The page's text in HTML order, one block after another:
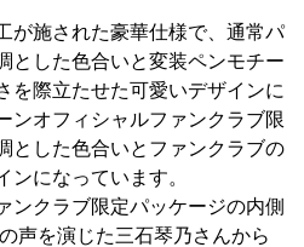
が施された豪華仕様で、通常パ
とした色合いと変装ペンモチー
を際立たせた可愛いデザインに
ンオフィシャルファンクラブ限
とした色合いとファンクラブの
ンになっています。
ンクラブ限定パッケージの内側
声を演じた三石琴乃さんから